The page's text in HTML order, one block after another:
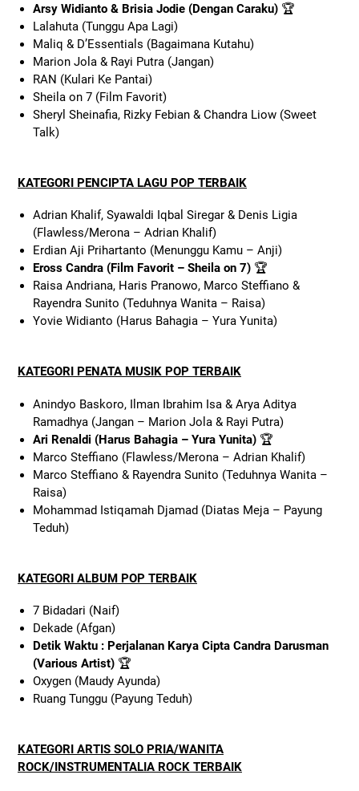
Arsy Widianto & Brisia Jodie (Dengan Caraku)🏆
Lalahuta (Tunggu Apa Lagi)
Maliq & D’Essentials (Bagaimana Kutahu)
Marion Jola & Rayi Putra (Jangan)
RAN (Kulari Ke Pantai)
Sheila on 7 (Film Favorit)
Sheryl Sheinafia, Rizky Febian & Chandra Liow (Sweet
Talk)
KATEGORI PENCIPTA LAGU POP TERBAIK
Adrian Khalif, Syawaldi Iqbal Siregar & Denis Ligia
(Flawless/Merona – Adrian Khalif)
Erdian Aji Prihartanto (Menunggu Kamu – Anji)
Eross Candra (Film Favorit – Sheila on 7)🏆
Raisa Andriana, Haris Pranowo, Marco Steffiano &
Rayendra Sunito (Teduhnya Wanita – Raisa)
Yovie Widianto (Harus Bahagia – Yura Yunita)
KATEGORI PENATA MUSIK POP TERBAIK
Anindyo Baskoro, Ilman Ibrahim Isa & Arya Aditya
Ramadhya (Jangan – Marion Jola & Rayi Putra)
Ari Renaldi (Harus Bahagia – Yura Yunita)🏆
Marco Steffiano (Flawless/Merona – Adrian Khalif)
Marco Steffiano & Rayendra Sunito (Teduhnya Wanita –
Raisa)
Mohammad Istiqamah Djamad (Diatas Meja – Payung
Teduh)
KATEGORI ALBUM POP TERBAIK
7 Bidadari (Naif)
Dekade (Afgan)
Detik Waktu : Perjalanan Karya Cipta Candra Darusman
(Various Artist)🏆
Oxygen (Maudy Ayunda)
Ruang Tunggu (Payung Teduh)
KATEGORI ARTIS SOLO PRIA/WANITA
ROCK/INSTRUMENTALIA ROCK TERBAIK